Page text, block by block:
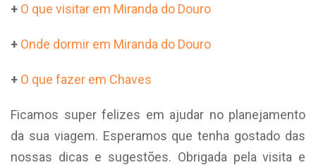
+ O que visitar em Miranda do Douro
+ Onde dormir em Miranda do Douro
+ O que fazer em Chaves
Ficamos super felizes em ajudar no planejamento
da sua viagem. Esperamos que tenha gostado das
nossas dicas e sugestões. Obrigada pela visita e